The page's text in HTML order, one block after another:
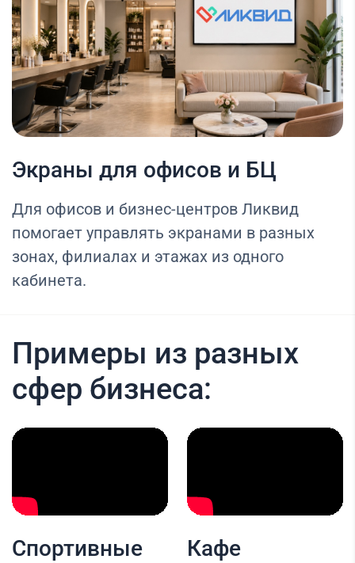
Экраны для офисов и БЦ
Для офисов и бизнес-центров Ликвид
помогает управлять экранами в разных
зонах, филиалах и этажах из одного
кабинета.
Примеры из разных
сфер бизнеса:
Спортивные
Кафе